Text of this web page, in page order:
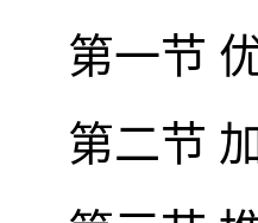
第一节
第二节